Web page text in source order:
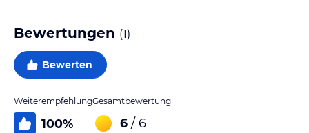
Bewertungen (1)
Bewerten
Weiterempfehlung
100%
Gesamtbewertung
6 / 6